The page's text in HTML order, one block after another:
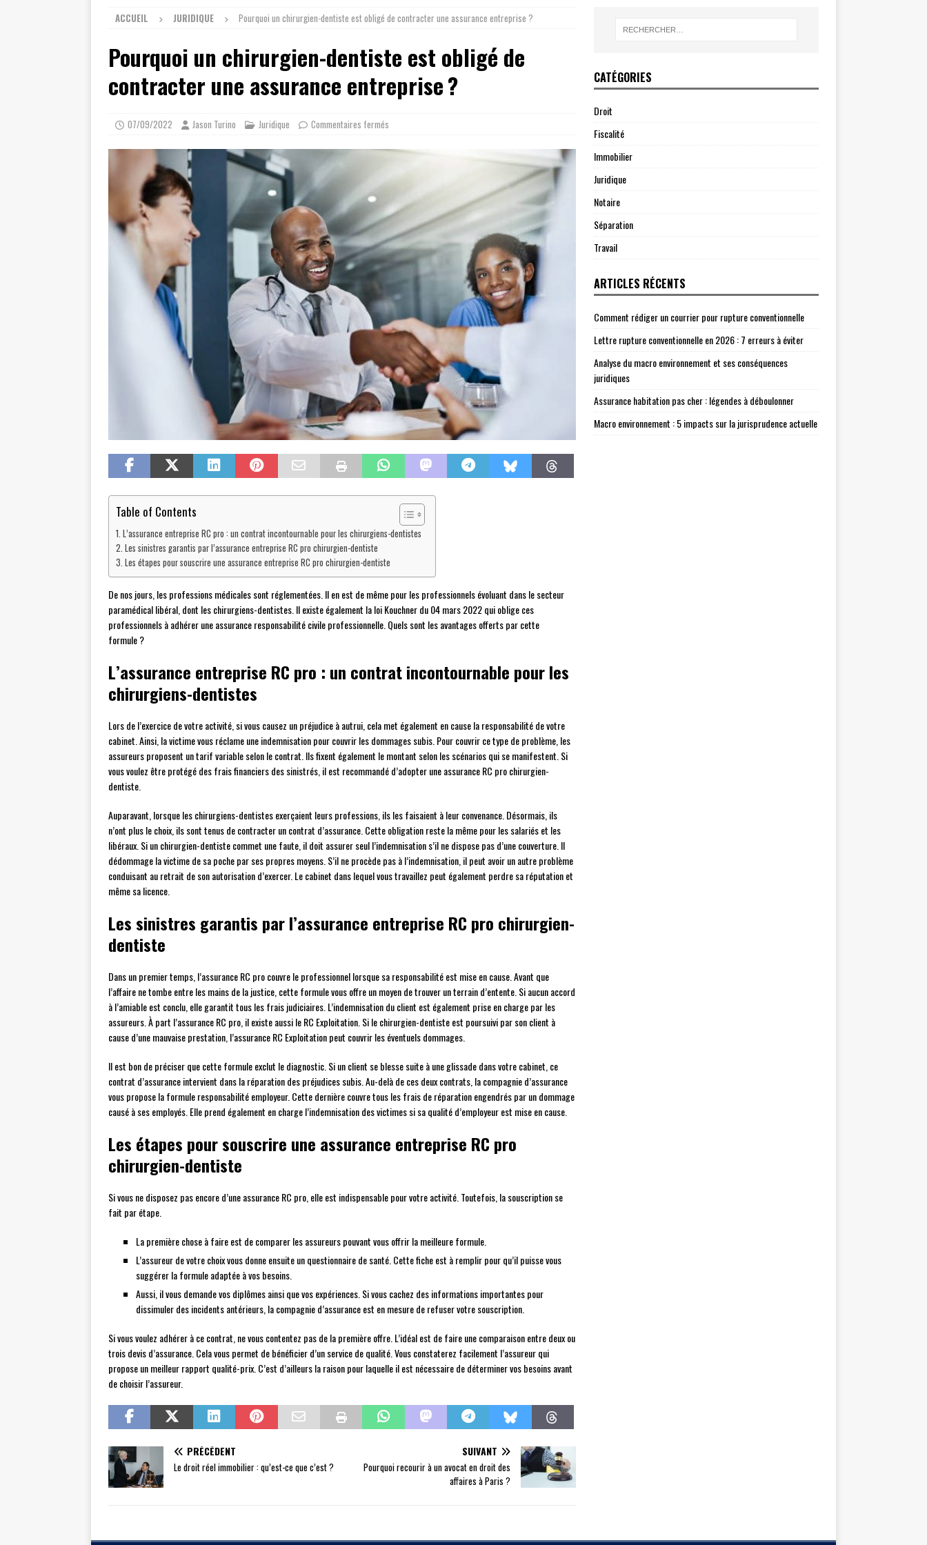
ACCUEIL JURIDIQUE Pourquoi un chirurgien-dentiste est obligé de contracter une assurance entreprise ?
Pourquoi un chirurgien-dentiste est obligé de
contracter une assurance entreprise ?
07/09/2022 Jason Turino Juridique Commentaires fermés
Table of Contents
L’assurance entreprise RC pro : un contrat incontournable pour les chirurgiens-dentistes
Les sinistres garantis par l’assurance entreprise RC pro chirurgien-dentiste
Les étapes pour souscrire une assurance entreprise RC pro chirurgien-dentiste
De nos jours, les professions médicales sont réglementées. Il en est de même pour les professionnels évoluant dans le secteur
paramédical libéral, dont les chirurgiens-dentistes. Il existe également la loi Kouchner du 04 mars 2022 qui oblige ces
professionnels à adhérer une assurance responsabilité civile professionnelle. Quels sont les avantages offerts par cette
formule ?
L’assurance entreprise RC pro : un contrat incontournable pour les
chirurgiens-dentistes
Lors de l’exercice de votre activité, si vous causez un préjudice à autrui, cela met également en cause la responsabilité de votre
cabinet. Ainsi, la victime vous réclame une indemnisation pour couvrir les dommages subis. Pour couvrir ce type de problème, les
assureurs proposent un tarif variable selon le contrat. Ils fixent également le montant selon les scénarios qui se manifestent. Si
vous voulez être protégé des frais financiers des sinistrés, il est recommandé d’adopter une assurance RC pro chirurgien-
dentiste.
Auparavant, lorsque les chirurgiens-dentistes exerçaient leurs professions, ils les faisaient à leur convenance. Désormais, ils
n’ont plus le choix, ils sont tenus de contracter un contrat d’assurance. Cette obligation reste la même pour les salariés et les
libéraux. Si un chirurgien-dentiste commet une faute, il doit assurer seul l’indemnisation s’il ne dispose pas d’une couverture. Il
dédommage la victime de sa poche par ses propres moyens. S’il ne procède pas à l’indemnisation, il peut avoir un autre problème
conduisant au retrait de son autorisation d’exercer. Le cabinet dans lequel vous travaillez peut également perdre sa réputation et
même sa licence.
Les sinistres garantis par l’assurance entreprise RC pro chirurgien-
dentiste
Dans un premier temps, l’assurance RC pro couvre le professionnel lorsque sa responsabilité est mise en cause. Avant que
l’affaire ne tombe entre les mains de la justice, cette formule vous offre un moyen de trouver un terrain d’entente. Si aucun accord
à l’amiable est conclu, elle garantit tous les frais judiciaires. L’indemnisation du client est également prise en charge par les
assureurs. À part l’assurance RC pro, il existe aussi le RC Exploitation. Si le chirurgien-dentiste est poursuivi par son client à
cause d’une mauvaise prestation, l’assurance RC Exploitation peut couvrir les éventuels dommages.
Il est bon de préciser que cette formule exclut le diagnostic. Si un client se blesse suite à une glissade dans votre cabinet, ce
contrat d’assurance intervient dans la réparation des préjudices subis. Au-delà de ces deux contrats, la compagnie d’assurance
vous propose la formule responsabilité employeur. Cette dernière couvre tous les frais de réparation engendrés par un dommage
causé à ses employés. Elle prend également en charge l’indemnisation des victimes si sa qualité d’employeur est mise en cause.
Les étapes pour souscrire une assurance entreprise RC pro
chirurgien-dentiste
Si vous ne disposez pas encore d’une assurance RC pro, elle est indispensable pour votre activité. Toutefois, la souscription se
fait par étape.
La première chose à faire est de comparer les assureurs pouvant vous offrir la meilleure formule.
L’assureur de votre choix vous donne ensuite un questionnaire de santé. Cette fiche est à remplir pour qu’il puisse vous
suggérer la formule adaptée à vos besoins.
Aussi, il vous demande vos diplômes ainsi que vos expériences. Si vous cachez des informations importantes pour
dissimuler des incidents antérieurs, la compagnie d’assurance est en mesure de refuser votre souscription.
Si vous voulez adhérer à ce contrat, ne vous contentez pas de la première offre. L’idéal est de faire une comparaison entre deux ou
trois devis d’assurance. Cela vous permet de bénéficier d’un service de qualité. Vous constaterez facilement l’assureur qui
propose un meilleur rapport qualité-prix. C’est d’ailleurs la raison pour laquelle il est nécessaire de déterminer vos besoins avant
de choisir l’assureur.
PRÉCÉDENT
Le droit réel immobilier : qu’est-ce que c’est ?
SUIVANT
Pourquoi recourir à un avocat en droit des
affaires à Paris ?
CATÉGORIES
Droit
Fiscalité
Immobilier
Juridique
Notaire
Séparation
Travail
ARTICLES RÉCENTS
Comment rédiger un courrier pour rupture conventionnelle
Lettre rupture conventionnelle en 2026 : 7 erreurs à éviter
Analyse du macro environnement et ses conséquences
juridiques
Assurance habitation pas cher : légendes à déboulonner
Macro environnement : 5 impacts sur la jurisprudence actuelle